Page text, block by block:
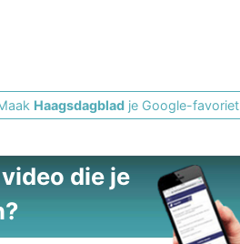
Haagsdagblad je Google-favoriet
die je